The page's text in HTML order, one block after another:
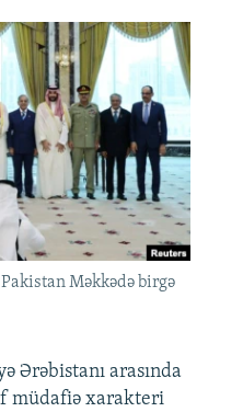
Məkkədə birgə
Ərəbistanı arasında
müdafiə xarakteri